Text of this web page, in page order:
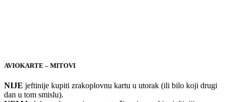
AVIOKARTE – MITOVI
NIJE jeftinije kupiti zrakoplovnu kartu u utorak (ili bilo koji drugi
dan u tom smislu).